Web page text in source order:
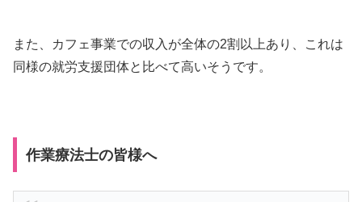
また、カフェ事業での収入が全体の2割以上あり、これは
同様の就労支援団体と比べて高いそうです。
作業療法士の皆様へ